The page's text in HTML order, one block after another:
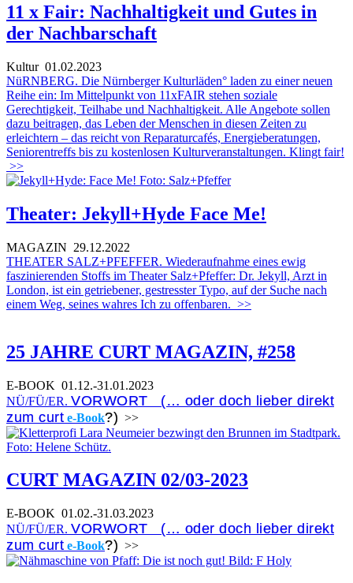
11 x Fair: Nachhaltigkeit und Gutes in
der Nachbarschaft
Kultur01.02.2023
NüRNBERG. Die Nürnberger Kulturläden° laden zu einer neuen
Reihe ein: Im Mittelpunkt von 11xFAIR stehen soziale
Gerechtigkeit, Teilhabe und Nachhaltigkeit. Alle Angebote sollen
dazu beitragen, das Leben der Menschen in diesen Zeiten zu
erleichtern – das reicht von Reparaturcafés, Energieberatungen,
Seniorentreffs bis zu kostenlosen Kulturveranstaltungen. Klingt fair!
>>
Theater: Jekyll+Hyde Face Me!
MAGAZIN 29.12.2022
THEATER SALZ+PFEFFER. Wiederaufnahme eines ewig
faszinierenden Stoffs im Theater Salz+Pfeffer: Dr. Jekyll, Arzt in
London, ist ein getriebener, gestresster Typo, auf der Suche nach
einem Weg, seines wahres Ich zu offenbaren. >>
25 JAHRE CURT MAGAZIN, #258
E-BOOK 01.12.-31.01.2023
NÜ/FÜ/ER. VORWORT (… oder doch lieber direkt
zum curt e-Book?) >>
CURT MAGAZIN 02/03-2023
E-BOOK 01.02.-31.03.2023
NÜ/FÜ/ER. VORWORT (… oder doch lieber direkt
zum curt e-Book?) >>